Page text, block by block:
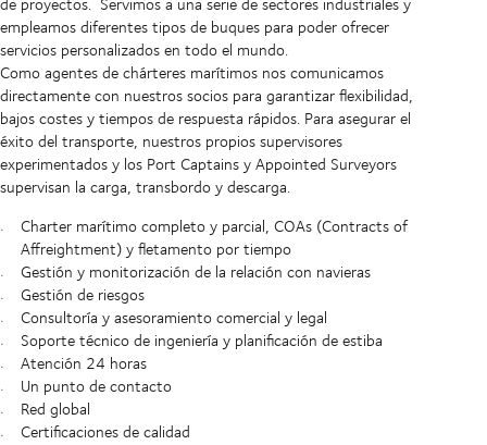
empleamos diferentes tipos de buques para poder ofrecer
servicios personalizados en todo el mundo.
Como agentes de chárteres marítimos nos comunicamos
directamente con nuestros socios para garantizar flexibilidad,
bajos costes y tiempos de respuesta rápidos. Para asegurar el
éxito del transporte, nuestros propios supervisores
experimentados y los Port Captains y Appointed Surveyors
supervisan la carga, transbordo y descarga.
Charter marítimo completo y parcial, COAs (Contracts of
Affreightment) y fletamento por tiempo
Gestión y monitorización de la relación con navieras
Gestión de riesgos
Consultoría y asesoramiento comercial y legal
Soporte técnico de ingeniería y planificación de estiba
Atención 24 horas
Un punto de contacto
Red global
Certificaciones de calidad